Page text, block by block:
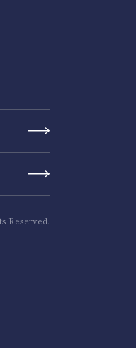
Reserved.